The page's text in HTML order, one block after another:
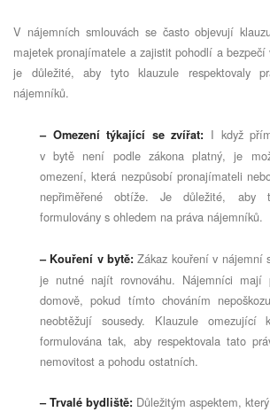
V nájemních smlouvách se často objevují
majetek pronajímatele a zajistit pohodlí a bezpečí
je důležité, aby tyto klauzule respektovaly
nájemníků.
– Omezení týkající se zvířat: I když
v bytě není podle zákona platný, je
omezení, která nezpůsobí pronajímateli
nepřiměřené obtíže. Je důležité, aby
formulovány s ohledem na práva nájemníků.
– Kouření v bytě: Zákaz kouření v nájemní
je nutné najít rovnováhu. Nájemníci mají
domově, pokud tímto chováním
neobtěžují sousedy. Klauzule
formulována tak, aby respektovala tato
nemovitost a pohodu ostatních.
– Trvalé bydliště: Důležitým aspektem,